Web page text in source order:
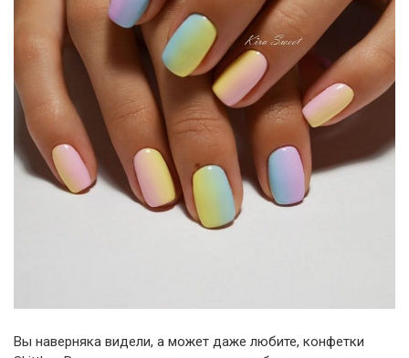
Вы наверняка видели, а может даже любите, конфетки